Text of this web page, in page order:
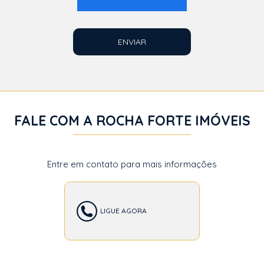
ENVIAR
FALE COM A ROCHA FORTE IMÓVEIS
Entre em contato para mais informações
LIGUE AGORA